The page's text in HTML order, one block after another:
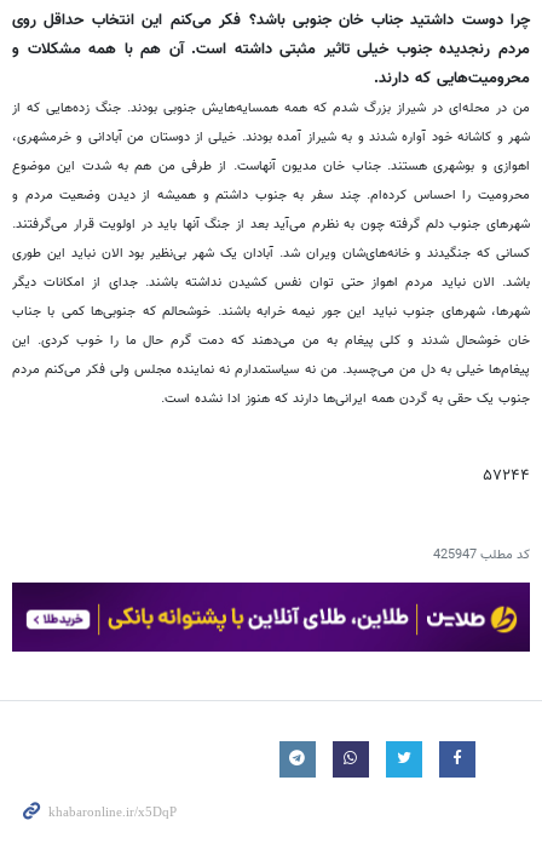
چرا دوست داشتید جناب خان جنوبی باشد؟ فکر میکنم این انتخاب حداقل روی
مردم رنجدیده جنوب خیلی تاثیر مثبتی داشته است. آن هم با همه مشکلات و
محرومیتهایی که دارند.
من در محلهای در شیراز بزرگ شدم که همه همسایههایش جنوبی بودند. جنگ زدههایی که از
شهر و کاشانه خود آواره شدند و به شیراز آمده بودند. خیلی از دوستان من آبادانی و خرمشهری،
اهوازی و بوشهری هستند. جناب خان مدیون آنهاست. از طرفی من هم به شدت این موضوع
محرومیت را احساس کردهام. چند سفر به جنوب داشتم و همیشه از دیدن وضعیت مردم و
شهرهای جنوب دلم گرفته چون به نظرم میآید بعد از جنگ آنها باید در اولویت قرار میگرفتند.
کسانی که جنگیدند و خانههایشان ویران شد. آبادان یک شهر بینظیر بود الان نباید این طوری
باشد. الان نباید مردم اهواز حتی توان نفس کشیدن نداشته باشند. جدای از امکانات دیگر
شهرها، شهرهای جنوب نباید این جور نیمه خرابه باشند. خوشحالم که جنوبیها کمی با جناب
خان خوشحال شدند و کلی پیغام به من میدهند که دمت گرم حال ما را خوب کردی. این
پیغامها خیلی به دل من میچسبد. من نه سیاستمدارم نه نماینده مجلس ولی فکر میکنم مردم
جنوب یک حقی به گردن همه ایرانیها دارند که هنوز ادا نشده است.
۵۷۲۴۴
کد مطلب425947